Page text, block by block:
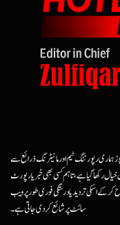
ہماری رپورٹنگ ٹیم اور مانیٹرنگ ذرائع سے
رکھا گیا ہے، تاہم کسی بھی خبر یا رپورٹ
کرکے اسکی تردید یا درستگی فوری طور پر ویب
سائٹ پر شائع کردی جاتی ہے۔